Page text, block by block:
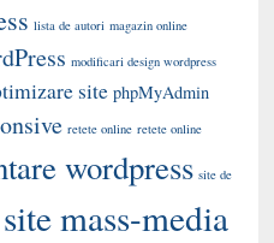
lista de autori magazin online
modificari design wordpress
site phpMyAdmin
retete online retete online
wordpress site de
site mass-media